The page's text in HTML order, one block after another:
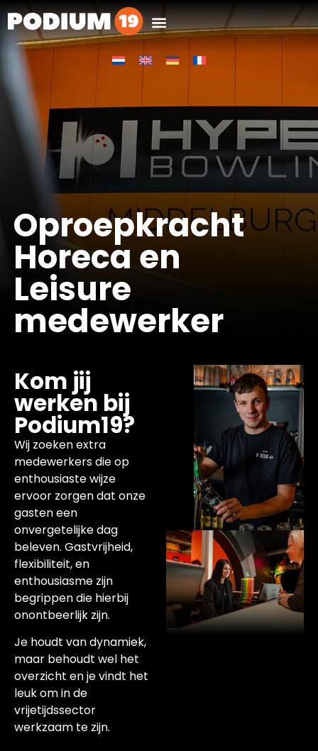
Oproepkracht
Horeca en
Leisure
medewerker
Kom jij
werken bij
Podium19?
Wij zoeken extra
medewerkers die op
enthousiaste wijze
ervoor zorgen dat onze
gasten een
onvergetelijke dag
beleven. Gastvrijheid,
flexibiliteit, en
enthousiasme zijn
begrippen die hierbij
onontbeerlijk zijn.
Je houdt van dynamiek,
maar behoudt wel het
overzicht en je vindt het
leuk om in de
vrijetijdssector
werkzaam te zijn.